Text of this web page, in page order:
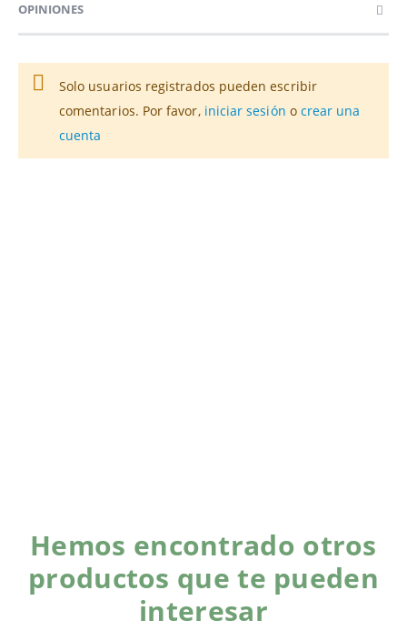
OPINIONES
Solo usuarios registrados pueden escribir
comentarios. Por favor, iniciar sesión o crear una
cuenta
Hemos encontrado otros
productos que te pueden
interesar